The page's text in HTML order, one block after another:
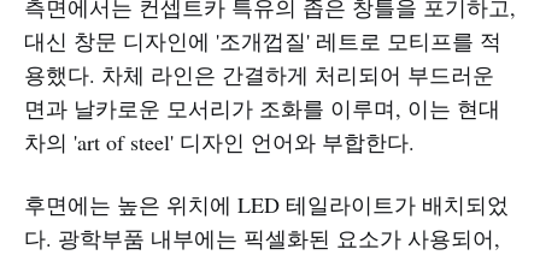
측면에서는 컨셉트카 특유의 좁은 창틀을 포기하고,
대신 창문 디자인에 '조개껍질' 레트로 모티프를 적
용했다. 차체 라인은 간결하게 처리되어 부드러운
면과 날카로운 모서리가 조화를 이루며, 이는 현대
차의 'art of steel' 디자인 언어와 부합한다.
후면에는 높은 위치에 LED 테일라이트가 배치되었
다. 광학부품 내부에는 픽셀화된 요소가 사용되어,